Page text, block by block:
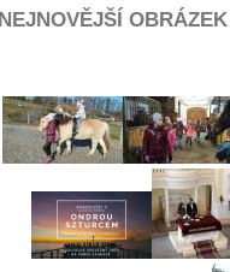
NEJNOVĚJŠÍ OBRÁZEK